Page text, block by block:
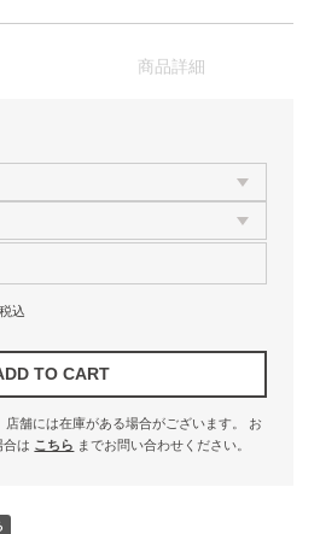
商品詳細
税込
舗には在庫がある場合がございます。
お
合は こちら までお問い合わせください。